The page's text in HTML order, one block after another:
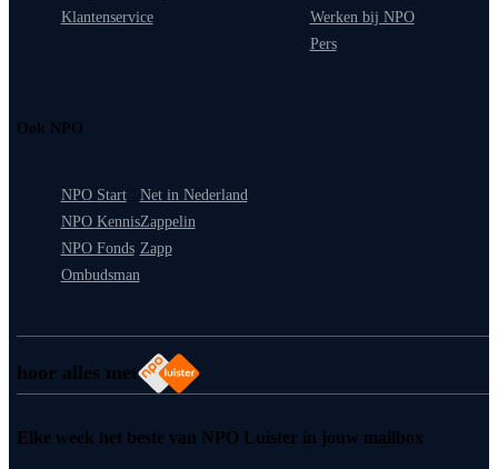
hoor alles met
Klantenservice
Werken bij NPO
Pers
Ook NPO
NPO Start
NPO Kennis
NPO Fonds
Ombudsman
Net in Nederland
Zappelin
Zapp
Elke week het beste van NPO Luister in jouw mailbox